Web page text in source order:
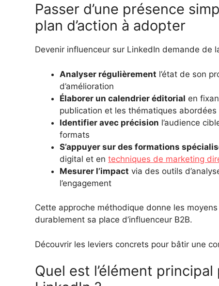
Passer d’une présence
plan d’action à adopter
Devenir influenceur sur LinkedIn demande de
Analyser régulièrement l’état de son
d’amélioration
Élaborer un calendrier éditorial en
publication et les thématiques abordées
Identifier avec précision l’audience
formats
S’appuyer sur des formations
digital et en techniques de marketing
Mesurer l’impact via des outils
l’engagement
Cette approche méthodique donne les
durablement sa place d’influenceur B2B.
Découvrir les leviers concrets pour bâtir une
Quel est l’élément